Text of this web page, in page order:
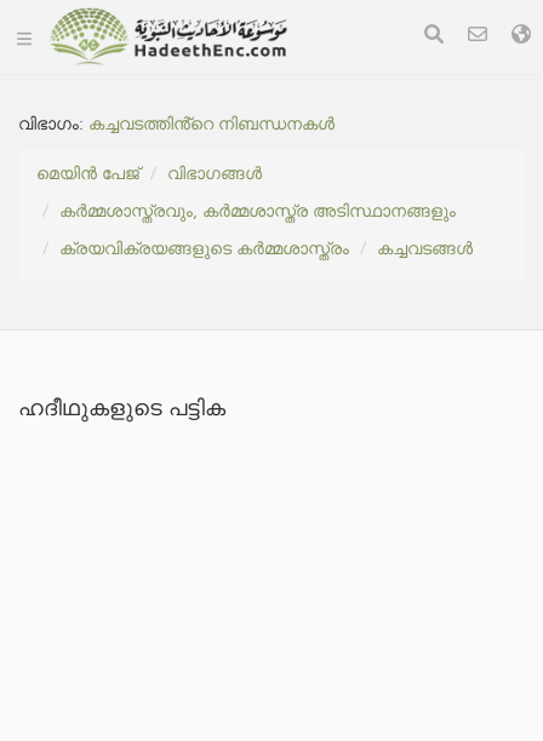
വിഭാഗം: കച്ചവടത്തിൻ്റെ നിബന്ധനകൾ
മെയിൻ പേജ്
വിഭാഗങ്ങൾ
കർമ്മശാസ്ത്രവും, കർമ്മശാസ്ത്ര അടിസ്ഥാനങ്ങളും
ക്രയവിക്രയങ്ങളുടെ കർമ്മശാസ്ത്രം
കച്ചവടങ്ങൾ
ഹദീഥുകളുടെ പട്ടിക